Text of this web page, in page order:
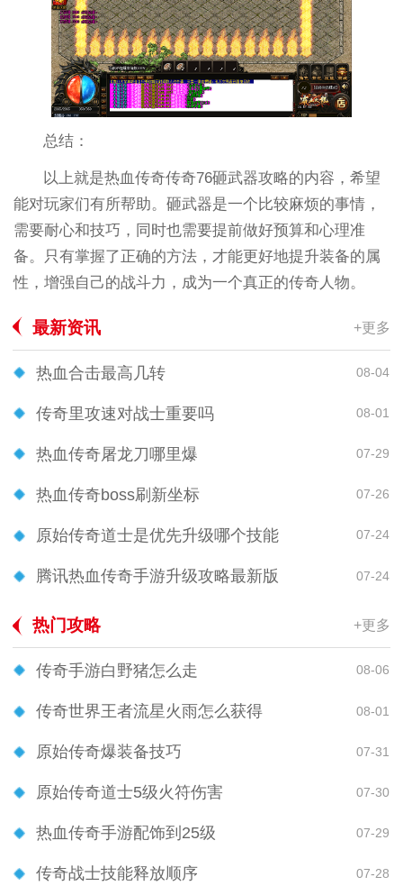
总结：
以上就是热血传奇传奇76砸武器攻略的内容，希望
能对玩家们有所帮助。砸武器是一个比较麻烦的事情，
需要耐心和技巧，同时也需要提前做好预算和心理准
备。只有掌握了正确的方法，才能更好地提升装备的属
性，增强自己的战斗力，成为一个真正的传奇人物。
最新资讯 +更多
热血合击最高几转 08-04
传奇里攻速对战士重要吗 08-01
热血传奇屠龙刀哪里爆 07-29
热血传奇boss刷新坐标 07-26
原始传奇道士是优先升级哪个技能 07-24
腾讯热血传奇手游升级攻略最新版 07-24
热门攻略 +更多
传奇手游白野猪怎么走 08-06
传奇世界王者流星火雨怎么获得 08-01
原始传奇爆装备技巧 07-31
原始传奇道士5级火符伤害 07-30
热血传奇手游配饰到25级 07-29
传奇战士技能释放顺序 07-28